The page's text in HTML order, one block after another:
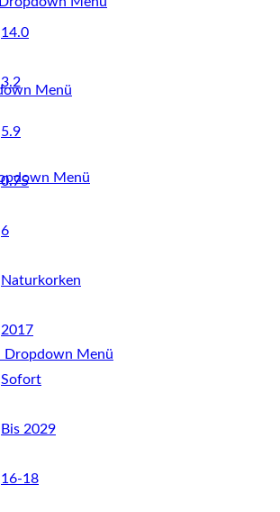
14.0
3.2
5.9
0.75
6
Naturkorken
2017
Sofort
Bis 2029
16-18